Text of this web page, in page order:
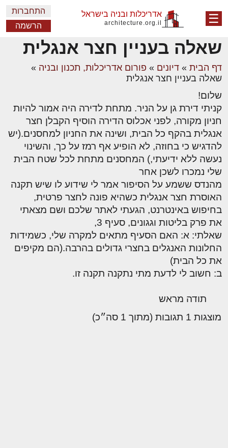
☰ אדריכלות ובניה בישראל
architecture.org.il
התחברות
הרשמה
שאלה בעניין חצר אנגלית
דף הבית » דיונים » פורום אדריכלות, תכנון ובניה »
שאלה בעניין חצר אנגלית
שלום!
קניתי דירת גן על הניר. מתחת לדירה היה אמור להיות
חניון מקורה, לפני אכלוס הדירה הוסיף הקבלן חצר
אנגלית בהקף כל הבית, ושינה את החניון למחסנים.(יש
להדגיש כי בחוזה, לא הופיע אף רמז על כך, והשינוי
נעשה ללא ידיעתי,) המחסנים מתחת לכל שטח הבית
שלי נמכרו לשכן אחר
מהנדס ששמע על הסיפור אמר לי שידוע לו שיש תקנה
האוסרת חצר אנגלית כשהיא פונה לחצר פרטית,
בחיפוש באינטרנט, הגעתי לאתר שלכם ושם מצאתי
את פרק בליטות וגגונים, סעיף 3,
שאלתי: א: האם הסעיף מתאים למקרה שלי, כשמידות
החלונות האנגלים בחצרי גדולים בהרבה.(הם מקיפים
את כל הבית)
ב: חשוב לי לדעת מתי נתקנה תקנה זו.
תודה מראש
מוצגות 1 תגובות (מתוך 1 סה״כ)